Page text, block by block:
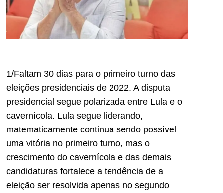
1/Faltam 30 dias para o primeiro turno das
eleições presidenciais de 2022. A disputa
presidencial segue polarizada entre Lula e o
cavernícola. Lula segue liderando,
matematicamente continua sendo possível
uma vitória no primeiro turno, mas o
crescimento do cavernícola e das demais
candidaturas fortalece a tendência de a
eleição ser resolvida apenas no segundo